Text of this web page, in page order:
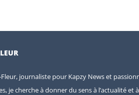
Fleur, journaliste pour Kapzy News et
je cherche à donner du sens à l’actualité